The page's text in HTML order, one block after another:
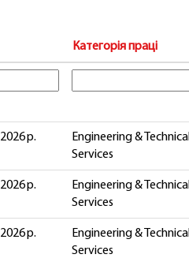
Категорія праці
р.
Engineering & Technical
Services
р.
Engineering & Technical
Services
р.
Engineering & Technical
Services